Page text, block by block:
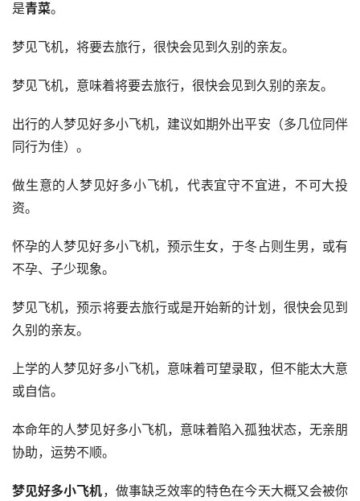
是青菜。
梦见飞机，将要去旅行，很快会见到久别的亲友。
梦见飞机，意味着将要去旅行，很快会见到久别的亲友。
出行的人梦见好多小飞机，建议如期外出平安（多几位同伴
同行为佳）。
做生意的人梦见好多小飞机，代表宜守不宜进，不可大投
资。
怀孕的人梦见好多小飞机，预示生女，于冬占则生男，或有
不孕、子少现象。
梦见飞机，预示将要去旅行或是开始新的计划，很快会见到
久别的亲友。
上学的人梦见好多小飞机，意味着可望录取，但不能太大意
或自信。
本命年的人梦见好多小飞机，意味着陷入孤独状态，无亲朋
协助，运势不顺。
梦见好多小飞机，做事缺乏效率的特色在今天大概又会被你